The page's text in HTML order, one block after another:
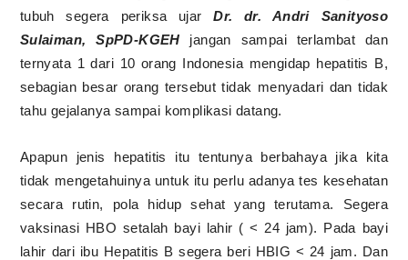
tubuh segera periksa ujarDr. dr. Andri Sanityoso
Sulaiman, SpPD-KGEH jangan sampai terlambat dan
ternyata 1 dari 10 orang Indonesia mengidap hepatitis B,
sebagian besar orang tersebut tidak menyadari dan tidak
tahu gejalanya sampai komplikasi datang.
Apapun jenis hepatitis itu tentunya berbahaya jika kita
tidak mengetahuinya untuk itu perlu adanya tes kesehatan
secara rutin, pola hidup sehat yang terutama. Segera
vaksinasi HBO setalah bayi lahir ( < 24 jam). Pada bayi
lahir dari ibu Hepatitis B segera beri HBIG < 24 jam. Dan